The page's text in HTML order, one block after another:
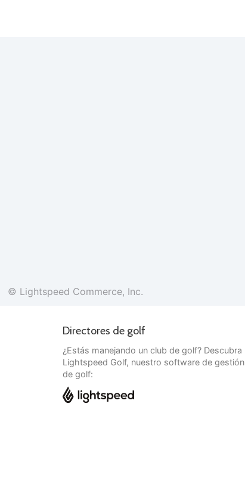
© Lightspeed Commerce, Inc.
Directores de golf
¿Estás manejando un club de golf? Descubra
Lightspeed Golf, nuestro software de gestión
de golf: